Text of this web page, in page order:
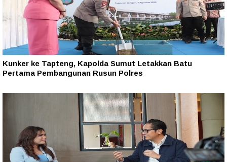
Kunker ke Tapteng, Kapolda Sumut Letakkan Batu
Pertama Pembangunan Rusun Polres